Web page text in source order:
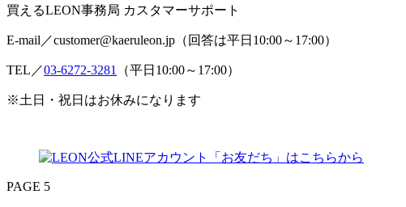
買えるLEON事務局 カスタマーサポート
E-mail／customer@kaeruleon.jp（回答は平日10:00～17:00）
TEL／03-6272-3281 （平日10:00～17:00）
※土日・祝日はお休みになります
PAGE 5